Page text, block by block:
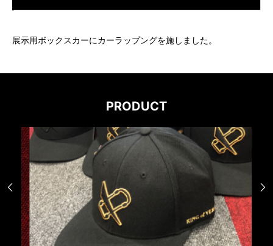
展示用ボックスカーにカーラップングを施しました。
PRODUCT
 